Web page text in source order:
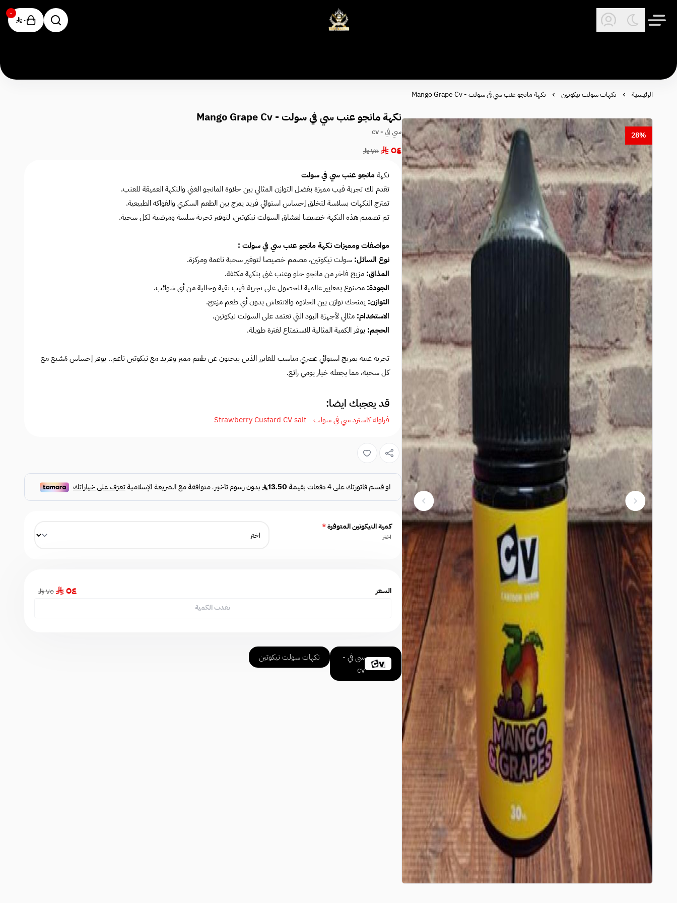
وكلاء الفيب - معتمد في السعودية
٠
٠
الرئيسية نكهات سولت نيكوتين نكهة مانجو عنب سي في سولت - Mango Grape Cv
28%
نكهة مانجو عنب سي في سولت - Mango Grape Cv
سي في - cv
٥٤ ٧٥
نكهةمانجو عنب سي في سولت
تقدم لك تجربة فيب مميزة بفضل التوازن المثالي بين حلاوة المانجو الغني والنكهة العميقة للعنب.
تمتزج النكهات بسلاسة لتخلق إحساس استوائي فريد يمزج بين الطعم السكري والفواكه الطبيعية.
تم تصميم هذه النكهة خصيصا لعشاق السولت نيكوتين، لتوفير تجربة سلسة ومرضية لكل سحبة.
مواصفات ومميزات نكهة مانجو عنب سي في سولت :
نوع السائل: سولت نيكوتين، مصمم خصيصا لتوفير سحبة ناعمة ومركزة.
المذاق: مزيج فاخر من مانجو حلو وعنب غني بنكهة مكثفة.
الجودة: مصنوع بمعايير عالمية للحصول على تجربة فيب نقية وخالية من أي شوائب.
التوازن: يمنحك توازن بين الحلاوة والانتعاش بدون أي طعم مزعج.
الاستخدام: مثالي لأجهزة البود التي تعتمد على السولت نيكوتين.
الحجم: يوفر الكمية المثالية للاستمتاع لفترة طويلة.
تجربة غنية بمزيج استوائي عصري مناسب للفابرز الذين يبحثون عن طعم مميز وفريد مع نيكوتين ناعم.. يوفر إحساس مُشبع مع
كل سحبة، مما يجعله خيار يومي رائع.
قد يعجبك ايضا:
فراوله كاسترد سي في سولت - Strawberry Custard CV salt
كمية النيكوتين المتوفرة*
اختر
السعر ٥٤ ٧٥
نفدت الكمية
سي في -
cv
نكهات سولت نيكوتين